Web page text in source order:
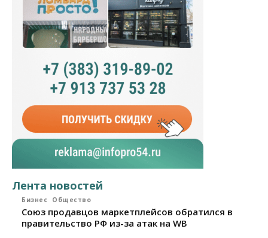
Лента новостей
Бизнес Общество
Союз продавцов маркетплейсов обратился в
правительство РФ из-за атак на WB